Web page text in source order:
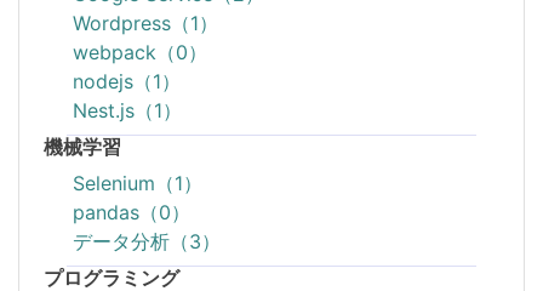
Wordpress（1）
webpack（0）
nodejs（1）
Nest.js（1）
機械学習
Selenium（1）
pandas（0）
データ分析（3）
プログラミング